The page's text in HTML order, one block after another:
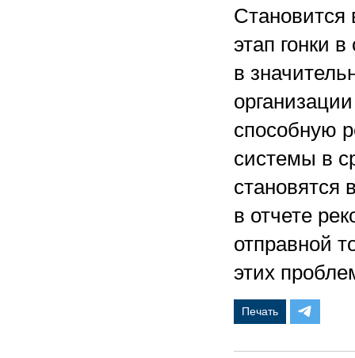
этап гонки
в
способную
системы в
становятся
в отчете
отправной
этих
Печать